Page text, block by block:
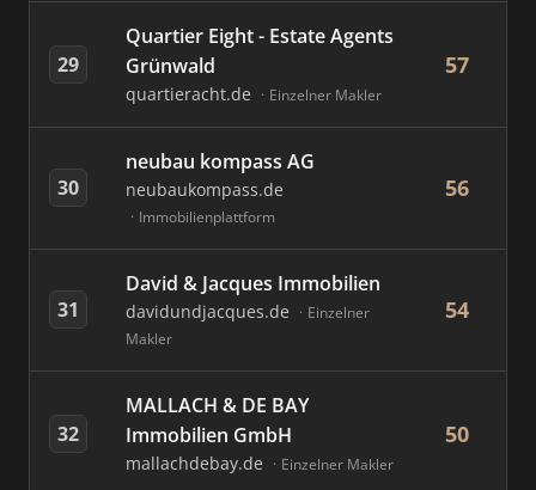
29
Quartier Eight - Estate Agents
Grünwald
quartieracht.de Einzelner Makler
57
30
neubau kompass AG
neubaukompass.de
Immobilienplattform
56
31
David & Jacques Immobilien
davidundjacques.de
Einzelner
Makler
54
32
MALLACH & DE BAY
Immobilien GmbH
mallachdebay.de Einzelner Makler
50